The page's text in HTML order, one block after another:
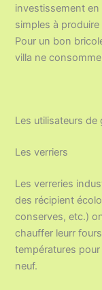
investissement
simples à
Pour un bon
villa ne
Les utilisateurs
Les verriers
Les verreries
des récipient
conserves, etc.)
chauffer leurr
températures
neuf.